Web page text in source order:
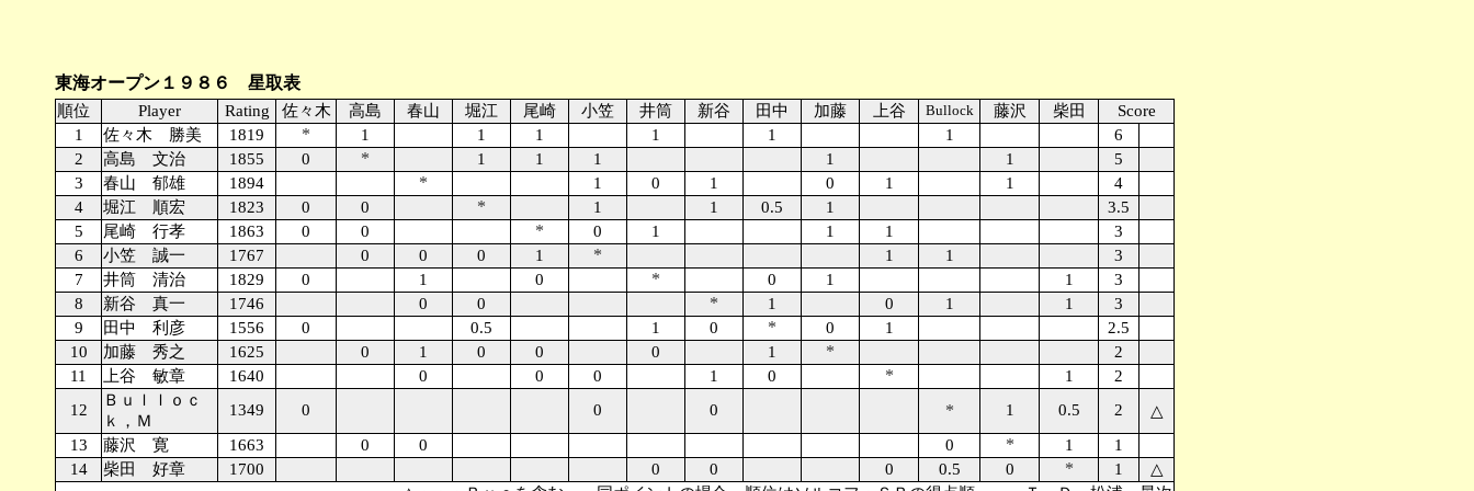
東海オープン１９８６ 星取表
順位 Player Rating 佐々木 高島 春山 堀江 尾崎 小笠 井筒 新谷 田中 加藤 上谷 Bullock 藤沢 柴田
Score
1
佐々木 勝美 1819 * 1 1 1 1 1 1
6
2
高島 文治 1855 0 * 1 1 1 1 1
5
3
春山 郁雄 1894 * 1 0 1 0 1 1
4
4
堀江 順宏 1823 0 0 * 1 1 0.5 1
3.5
5
尾崎 行孝 1863 0 0 * 0 1 1 1
3
6
小笠 誠一 1767 0 0 0 1 * 1 1
3
7
井筒 清治 1829 0 1 0 * 0 1 1
3
8
新谷 真一 1746 0 0 * 1 0 1 1
3
9
田中 利彦 1556 0 0.5 1 0 * 0 1
2.5
10
加藤 秀之 1625 0 1 0 0 0 1 *
2
11
上谷 敏章 1640 0 0 0 1 0 * 1
2
12
Ｂｕｌｌｏｃ
ｋ，Ｍ
1349 0 0 0 * 1 0.5 2
△
13
藤沢 寛 1663 0 0 0 * 1
1
14
柴田 好章 1700 0 0 0 0.5 0 * 1
△